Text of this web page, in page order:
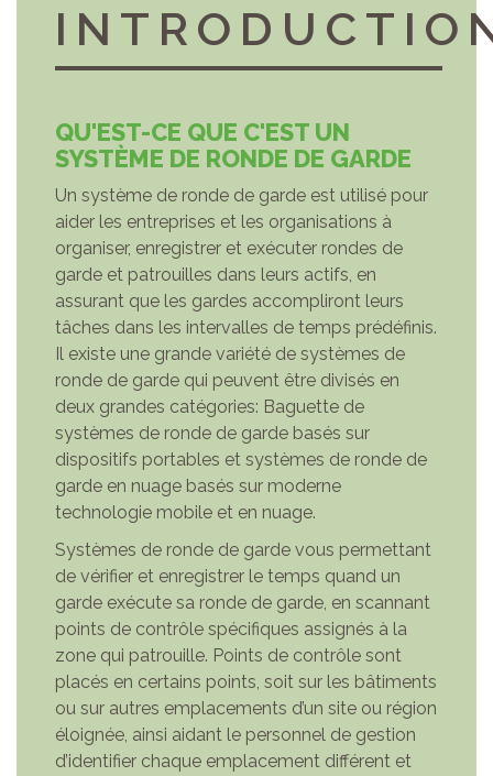
QU'EST-CE QUE C'EST UN
SYSTÈME DE RONDE DE GARDE
Un système de ronde de garde est utilisé pour
aider les entreprises et les organisations à
organiser, enregistrer et exécuter rondes de
garde et patrouilles dans leurs actifs, en
assurant que les gardes accompliront leurs
tâches dans les intervalles de temps prédéfinis.
Il existe une grande variété de systèmes de
ronde de garde qui peuvent être divisés en
deux grandes catégories: Baguette de
systèmes de ronde de garde basés sur
dispositifs portables et systèmes de ronde de
garde en nuage basés sur moderne
technologie mobile et en nuage.
Systèmes de ronde de garde vous permettant
de vérifier et enregistrer le temps quand un
garde exécute sa ronde de garde, en scannant
points de contrôle spécifiques assignés à la
zone qui patrouille. Points de contrôle sont
placés en certains points, soit sur les bâtiments
ou sur autres emplacements d’un site ou région
éloignée, ainsi aidant le personnel de gestion
d’identifier chaque emplacement différent et